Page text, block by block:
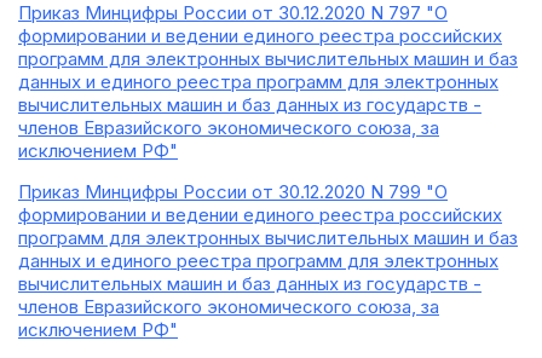
Приказ Минцифры России от 30.12.2020 N 797 "О
формировании и ведении единого реестра российских
программ для электронных вычислительных машин и баз
данных и единого реестра программ для электронных
вычислительных машин и баз данных из государств -
членов Евразийского экономического союза, за
исключением РФ"
Приказ Минцифры России от 30.12.2020 N 799 "О
формировании и ведении единого реестра российских
программ для электронных вычислительных машин и баз
данных и единого реестра программ для электронных
вычислительных машин и баз данных из государств -
членов Евразийского экономического союза, за
исключением РФ"